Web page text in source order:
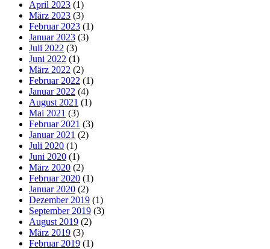
April 2023 (1)
März 2023 (3)
Februar 2023 (1)
Januar 2023 (3)
Juli 2022 (3)
Juni 2022 (1)
März 2022 (2)
Februar 2022 (1)
Januar 2022 (4)
August 2021 (1)
Mai 2021 (3)
Februar 2021 (3)
Januar 2021 (2)
Juli 2020 (1)
Juni 2020 (1)
März 2020 (2)
Februar 2020 (1)
Januar 2020 (2)
Dezember 2019 (1)
September 2019 (3)
August 2019 (2)
März 2019 (3)
Februar 2019 (1)